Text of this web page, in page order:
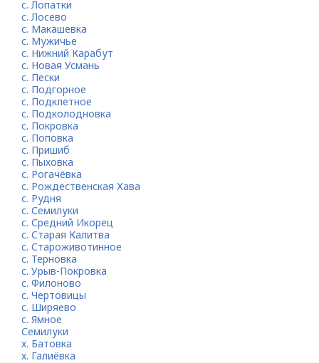
с. Лопатки
с. Лосево
с. Макашевка
с. Мужичье
с. Нижний Карабут
с. Новая Усмань
с. Пески
с. Подгорное
с. Подклетное
с. Подколодновка
с. Покровка
с. Поповка
с. Пришиб
с. Пыховка
с. Рогачёвка
с. Рождественская Хава
с. Рудня
с. Семилуки
с. Средний Икорец
с. Старая Калитва
с. Староживотинное
с. Терновка
с. Урыв-Покровка
с. Филоново
с. Чертовицы
с. Ширяево
с. Ямное
Семилуки
х. Батовка
х. Галиёвка